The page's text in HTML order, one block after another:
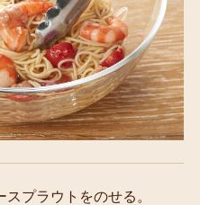
プラウトをのせる。